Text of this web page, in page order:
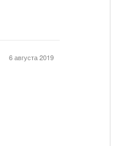
6 августа 2019